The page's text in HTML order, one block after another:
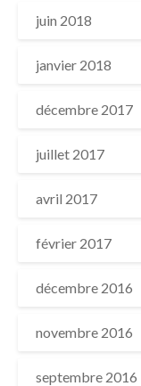
juin 2018
janvier 2018
décembre 2017
juillet 2017
avril 2017
février 2017
décembre 2016
novembre 2016
septembre 2016